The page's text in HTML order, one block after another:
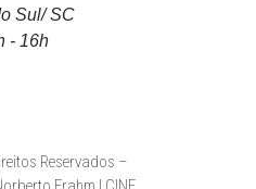
Sul/ SC
- 16h
Reservados –